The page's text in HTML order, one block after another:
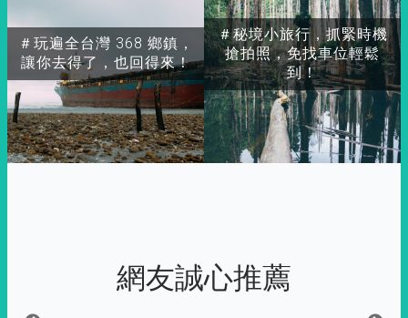
＃玩遍全台灣 368 鄉鎮，
讓你去得了，也回得來！
＃秘境小旅行，抓緊時機
搶拍照，免找車位輕鬆
到！
網友誠心推薦